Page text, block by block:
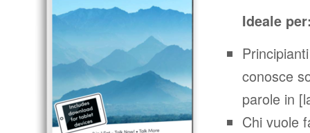
Ideale
conosce
parole in
Chi vuole